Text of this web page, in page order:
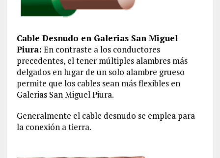
Cable Desnudo en Galerias San Miguel
Piura: En contraste a los conductores
precedentes, el tener múltiples alambres más
delgados en lugar de un solo alambre grueso
permite que los cables sean más flexibles en
Galerias San Miguel Piura.
Generalmente el cable desnudo se emplea para
la conexión a tierra.